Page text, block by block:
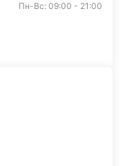
Пн-Вс: 09:00 - 21:00